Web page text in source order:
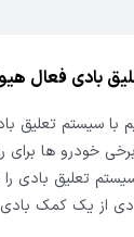
بادی فعال
با سیستم تعلیق
خودرو ها برای
تعلیق بادی
از یک کمک بادی